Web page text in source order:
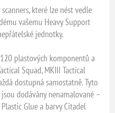
které lze nést vedle
vašemu Heavy Support
jednotky.
plastových komponentů a
Squad, MKIII Tactical
dostupná samostatně. Tyto
dodávány nenamalované –
Glue a barvy Citadel